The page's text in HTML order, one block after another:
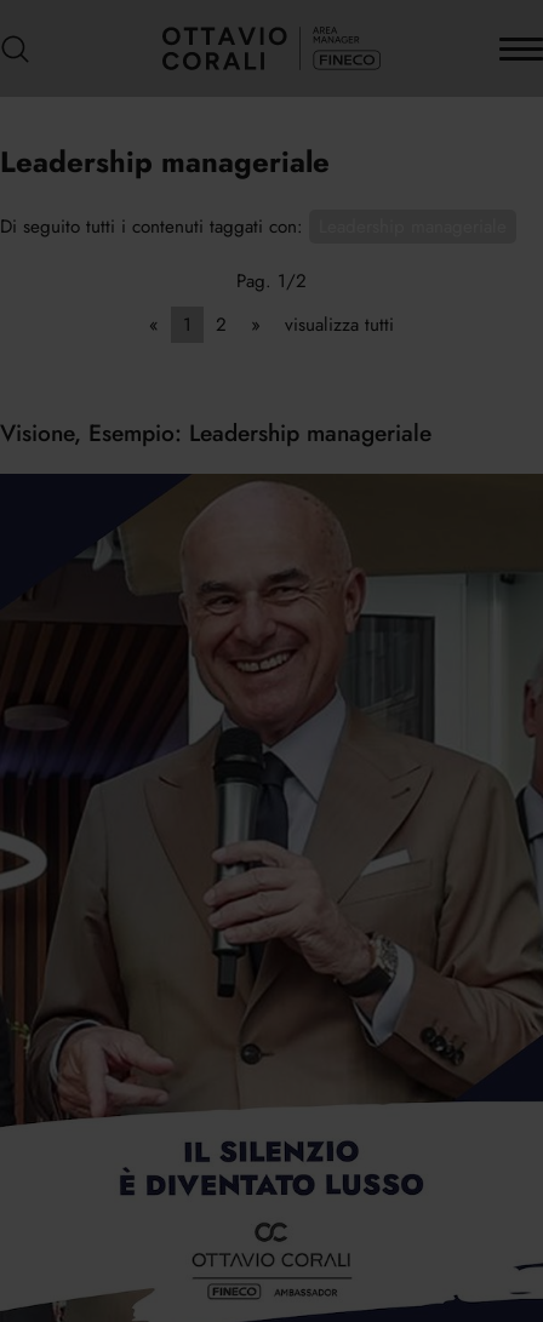
Leadership manageriale
Di seguito tutti i contenuti taggati con:
Pag. 1/2
«
1 2 » visualizza tutti
Visione, Esempio: Leadership manageriale